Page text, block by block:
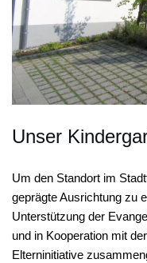
Unser
Um den Standort im
geprägte Ausrichtung zu
Unterstützung der
und in Kooperation mit
Elterninitiative